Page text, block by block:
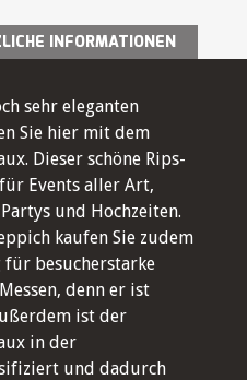
INFORMATIONEN
sehr eleganten
Sie hier mit dem
Dieser schöne Rips-
Events aller Art,
und Hochzeiten.
kaufen Sie zudem
für besucherstarke
denn er ist
ist der
in der
und dadurch